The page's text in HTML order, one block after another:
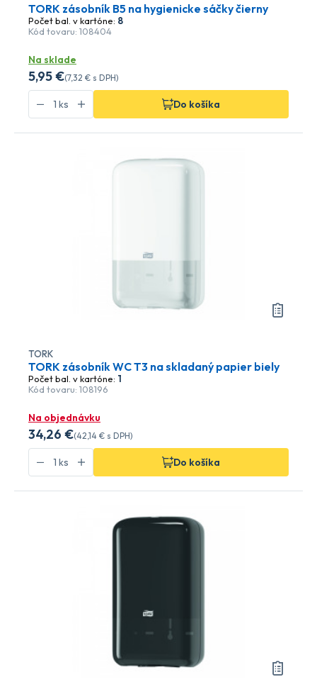
TORK zásobník B5 na hygienicke sáčky čierny
Počet bal. v kartóne: 8
Kód tovaru: 108404
Na sklade
5,95 €(7,32 € s DPH)
Do košíka
TORK
TORK zásobník WC T3 na skladaný papier biely
Počet bal. v kartóne: 1
Kód tovaru: 108196
Na objednávku
34,26 €(42,14 € s DPH)
Do košíka